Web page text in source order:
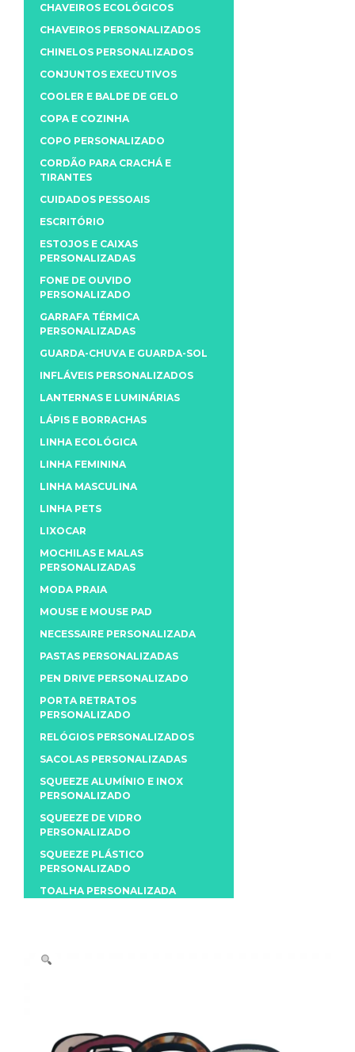
CHAVEIROS ECOLÓGICOS
CHAVEIROS PERSONALIZADOS
CHINELOS PERSONALIZADOS
CONJUNTOS EXECUTIVOS
COOLER E BALDE DE GELO
COPA E COZINHA
COPO PERSONALIZADO
CORDÃO PARA CRACHÁ E
TIRANTES
CUIDADOS PESSOAIS
ESCRITÓRIO
ESTOJOS E CAIXAS
PERSONALIZADAS
FONE DE OUVIDO
PERSONALIZADO
GARRAFA TÉRMICA
PERSONALIZADAS
GUARDA-CHUVA E GUARDA-SOL
INFLÁVEIS PERSONALIZADOS
LANTERNAS E LUMINÁRIAS
LÁPIS E BORRACHAS
LINHA ECOLÓGICA
LINHA FEMININA
LINHA MASCULINA
LINHA PETS
LIXOCAR
MOCHILAS E MALAS
PERSONALIZADAS
MODA PRAIA
MOUSE E MOUSE PAD
NECESSAIRE PERSONALIZADA
PASTAS PERSONALIZADAS
PEN DRIVE PERSONALIZADO
PORTA RETRATOS
PERSONALIZADO
RELÓGIOS PERSONALIZADOS
SACOLAS PERSONALIZADAS
SQUEEZE ALUMÍNIO E INOX
PERSONALIZADO
SQUEEZE DE VIDRO
PERSONALIZADO
SQUEEZE PLÁSTICO
PERSONALIZADO
TOALHA PERSONALIZADA